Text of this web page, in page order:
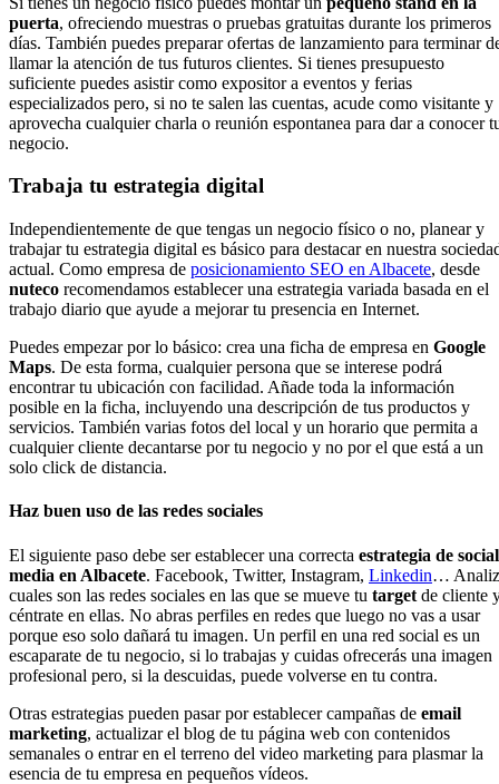
puerta, ofreciendo muestras o pruebas gratuitas durante los primeros
días. También puedes preparar ofertas de lanzamiento para terminar
llamar la atención de tus futuros clientes. Si tienes presupuesto
suficiente puedes asistir como expositor a eventos y ferias
especializados pero, si no te salen las cuentas, acude como visitante y
aprovecha cualquier charla o reunión espontanea para dar a conocer
negocio.
Trabaja tu estrategia digital
Independientemente de que tengas un negocio físico o no, planear y
trabajar tu estrategia digital es básico para destacar en nuestra
actual. Como empresa de posicionamiento SEO en Albacete, desde
nuteco recomendamos establecer una estrategia variada basada en el
trabajo diario que ayude a mejorar tu presencia en Internet.
Puedes empezar por lo básico: crea una ficha de empresa en Google
Maps. De esta forma, cualquier persona que se interese podrá
encontrar tu ubicación con facilidad. Añade toda la información
posible en la ficha, incluyendo una descripción de tus productos y
servicios. También varias fotos del local y un horario que permita a
cualquier cliente decantarse por tu negocio y no por el que está a un
solo click de distancia.
Haz buen uso de las redes sociales
El siguiente paso debe ser establecer una correcta estrategia de social
media en Albacete. Facebook, Twitter, Instagram, Linkedin…
cuales son las redes sociales en las que se mueve tu target de cliente
céntrate en ellas. No abras perfiles en redes que luego no vas a usar
porque eso solo dañará tu imagen. Un perfil en una red social es un
escaparate de tu negocio, si lo trabajas y cuidas ofrecerás una imagen
profesional pero, si la descuidas, puede volverse en tu contra.
Otras estrategias pueden pasar por establecer campañas de email
marketing, actualizar el blog de tu página web con contenidos
semanales o entrar en el terreno del video marketing para plasmar la
esencia de tu empresa en pequeños vídeos.